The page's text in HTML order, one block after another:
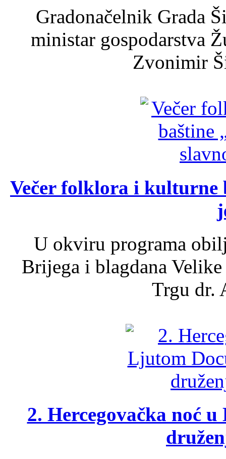
Gradonačelnik Grada
ministar gospodarstva
Zvonimir
Večer folklora i kulturne
U okviru programa
Brijega i blagdana
Trgu dr.
2. Hercegovačka noć